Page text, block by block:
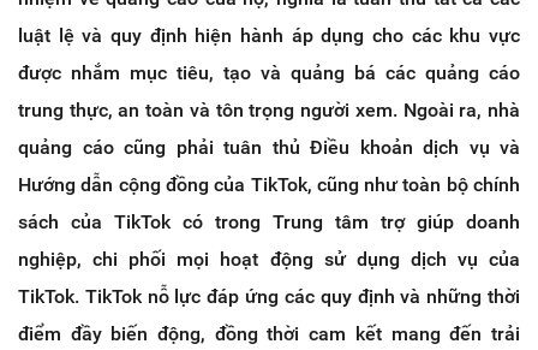
luật lệ và quy định hiện hành áp dụng cho các khu vực
được nhắm mục tiêu, tạo và quảng bá các quảng cáo
trung thực, an toàn và tôn trọng người xem. Ngoài ra, nhà
quảng cáo cũng phải tuân thủ Điều khoản dịch vụ và
Hướng dẫn cộng đồng của TikTok, cũng như toàn bộ chính
sách của TikTok có trong Trung tâm trợ giúp doanh
nghiệp, chi phối mọi hoạt động sử dụng dịch vụ của
TikTok. TikTok nỗ lực đáp ứng các quy định và những thời
điểm đầy biến động, đồng thời cam kết mang đến trải